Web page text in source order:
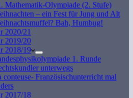
Mathematik-Olympiade (2. Stufe)
– ein Fest für Jung und Alt
Bah, Humbug!
2020/21
2019/20
2018/19
1. Runde
unterwegs
conteuse- Französischunterricht mal
2017/18